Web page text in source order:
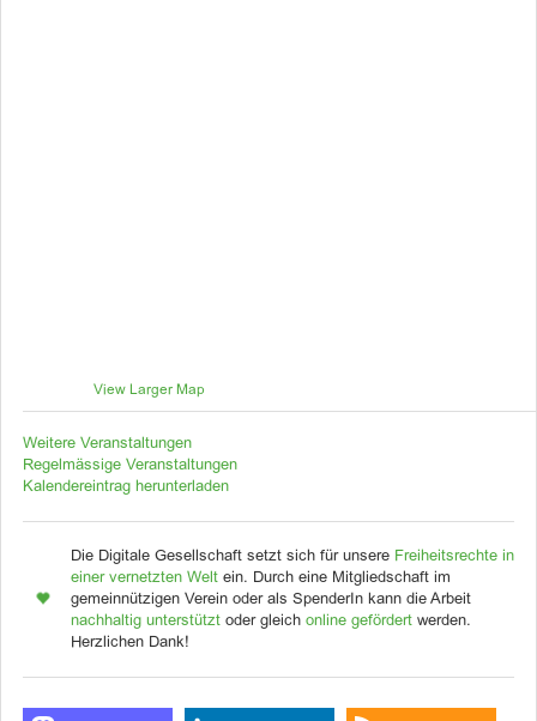
View Larger Map
Weitere Veranstaltungen
Regelmässige Veranstaltungen
Kalendereintrag herunterladen
Die Digitale Gesellschaft setzt sich für unsere Freiheitsrechte in
einer vernetzten Welt ein. Durch eine Mitgliedschaft im
gemeinnützigen Verein oder als SpenderIn kann die Arbeit
nachhaltig unterstützt oder gleich online gefördert werden.
Herzlichen Dank!